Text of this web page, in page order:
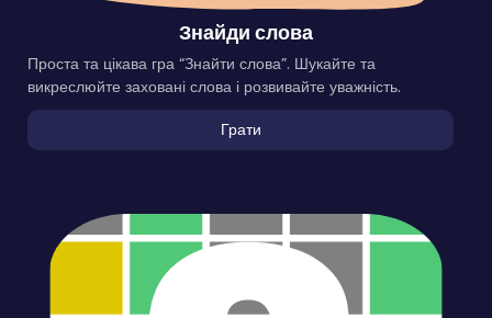
Знайди слова
Проста та цікава гра “Знайти слова”. Шукайте та
викреслюйте заховані слова і розвивайте уважність.
Грати